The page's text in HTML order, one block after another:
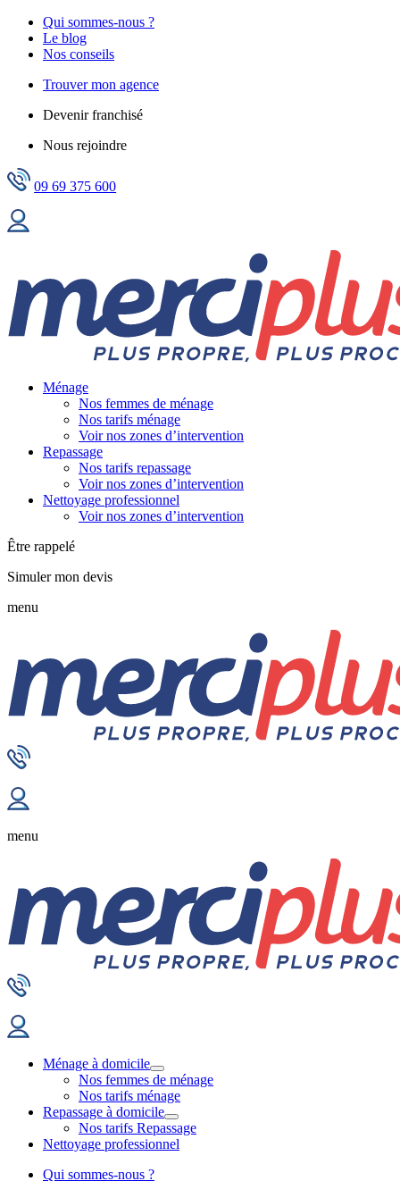
Qui sommes-nous ?
Le blog
Nos conseils
Trouver mon agence
Devenir franchisé
Nous rejoindre
09 69 375 600
Ménage
Nos femmes de ménage
Nos tarifs ménage
Voir nos zones d’intervention
Repassage
Nos tarifs repassage
Voir nos zones d’intervention
Nettoyage professionnel
Voir nos zones d’intervention
Être rappelé
Simuler mon devis
menu
menu
Ménage à domicile
Nos femmes de ménage
Nos tarifs ménage
Repassage à domicile
Nos tarifs Repassage
Nettoyage professionnel
Qui sommes-nous ?